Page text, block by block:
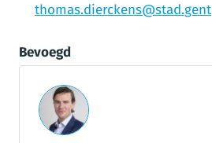
thomas.dierckens@stad.gent
Bevoegd